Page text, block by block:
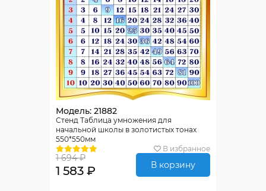
Модель: 21882
Стенд Таблица умножения для
начальной школы в золотистых тонах
550*550мм
В избранное
1 694 ₽
1 583 ₽ В корзину